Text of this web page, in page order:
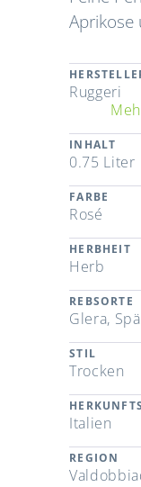
Aprikose
Ruggeri
INHALT
0.75 Liter
FARBE
Rosé
HERBHEIT
Herb
REBSORTE
Glera,
STIL
Trocken
Italien
REGION